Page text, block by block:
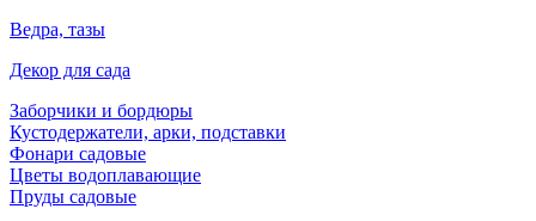
Ведра, тазы
Декор для сада
Заборчики и бордюры
Кустодержатели, арки, подставки
Фонари садовые
Цветы водоплавающие
Пруды садовые